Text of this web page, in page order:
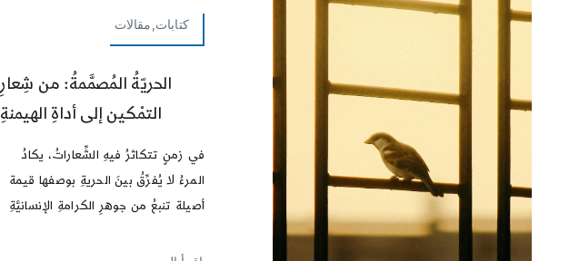
كتابات,مقالات
الحريّةُ المُصمَّمةُ: من شِعارِ
التمْكين إلى أداةِ الهيمنةِ
في زمنٍ تتكاثرُ فيهِ الشِّعاراتُ، يكادُ
المرءُ لا يُفرِّقُ بينَ الحريةِ بوصفها قيمة
أصيلة تنبعُ من جوهرِ الكرامةِ الإنسانيَّةِ